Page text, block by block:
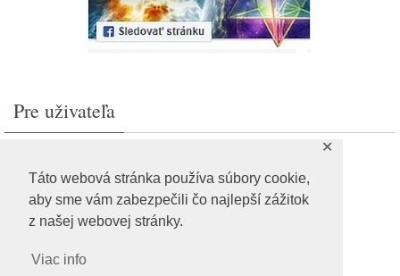
Táto webová stránka používa súbory cookie,
aby sme vám zabezpečili čo najlepší zážitok
z našej webovej stránky.
Viac info
✕
Pre uživateľa
Feed záznamov
RSS feed komentárov
WordPress.org